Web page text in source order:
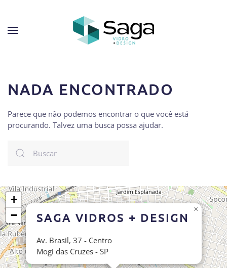
NADA ENCONTRADO
Parece que não podemos encontrar o que você está
procurando. Talvez uma busca possa ajudar.
SAGA VIDROS + DESIGN
Av. Brasil, 37 - Centro
Mogi das Cruzes - SP
×
+
−